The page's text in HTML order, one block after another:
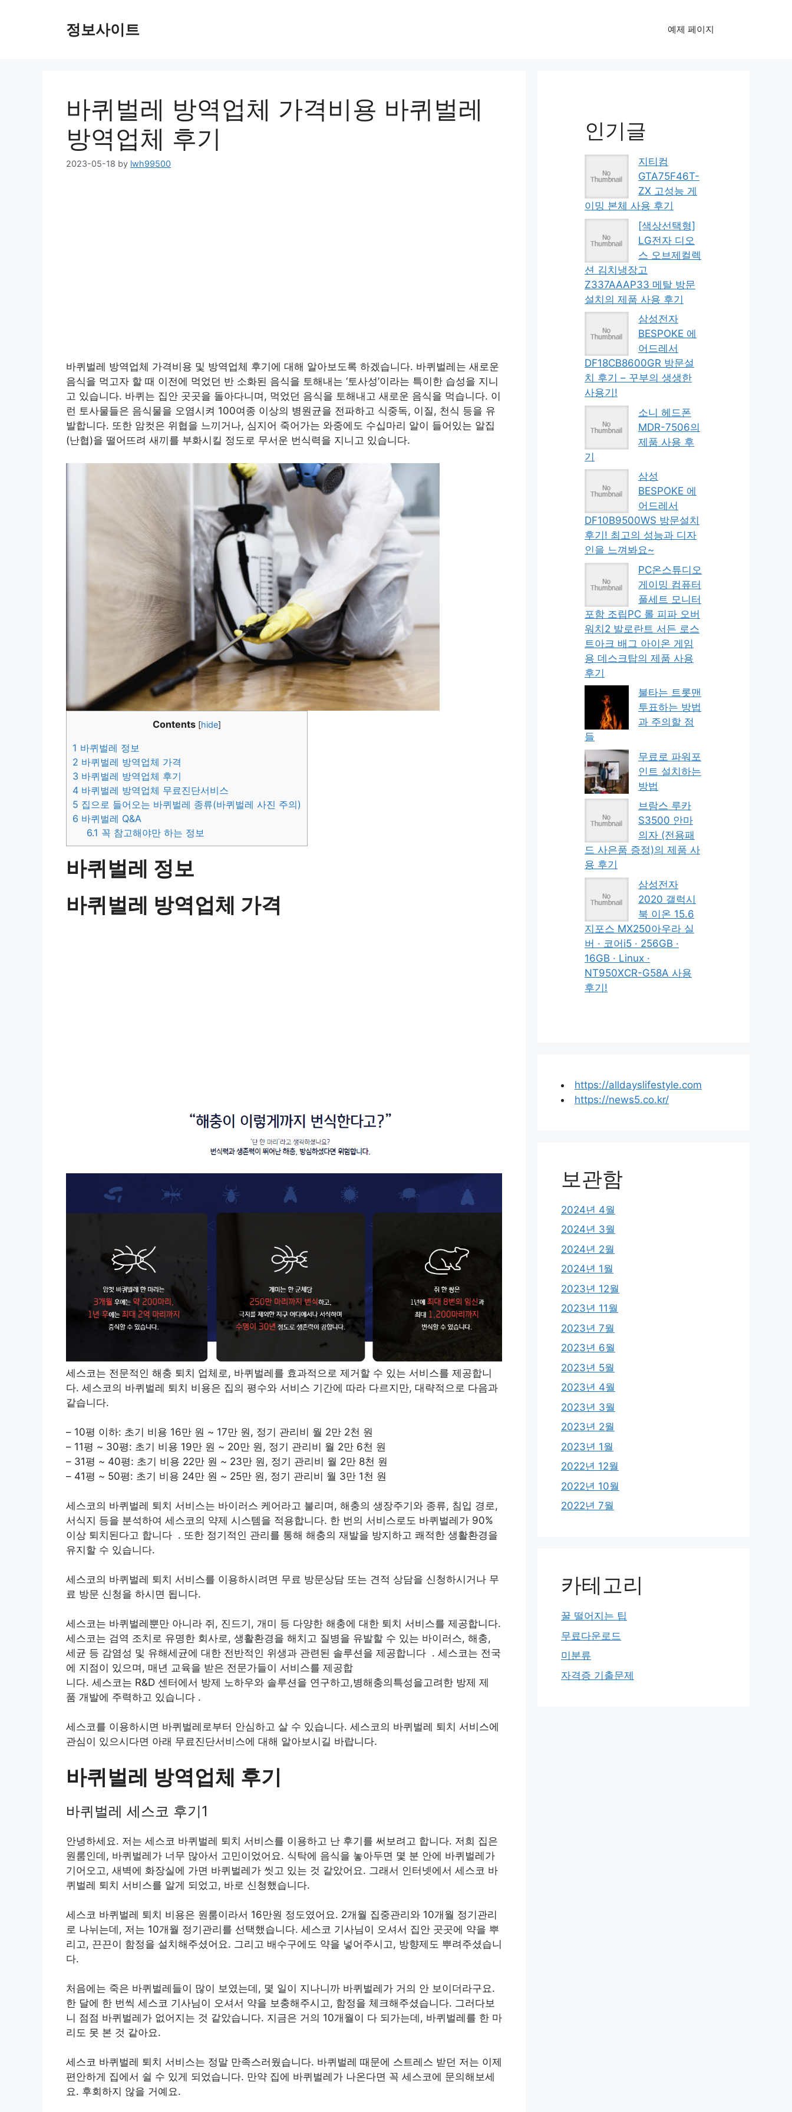
정보사이트 예제 페이지
바퀴벌레 방역업체 가격비용 바퀴벌레
방역업체 후기
2023-05-18 by lwh99500
바퀴벌레 방역업체 가격비용 및 방역업체 후기에 대해 알아보도록 하겠습니다. 바퀴벌레는 새로운
음식을 먹고자 할 때 이전에 먹었던 반 소화된 음식을 토해내는 ‘토사성’이라는 특이한 습성을 지니
고 있습니다. 바퀴는 집안 곳곳을 돌아다니며, 먹었던 음식을 토해내고 새로운 음식을 먹습니다. 이
런 토사물들은 음식물을 오염시켜 100여종 이상의 병원균을 전파하고 식중독, 이질, 천식 등을 유
발합니다. 또한 암컷은 위협을 느끼거나, 심지어 죽어가는 와중에도 수십마리 알이 들어있는 알집
(난협)을 떨어뜨려 새끼를 부화시킬 정도로 무서운 번식력을 지니고 있습니다.
Contents [hide]
1 바퀴벌레 정보
2 바퀴벌레 방역업체 가격
3 바퀴벌레 방역업체 후기
4 바퀴벌레 방역업체 무료진단서비스
5 집으로 들어오는 바퀴벌레 종류(바퀴벌레 사진 주의)
6 바퀴벌레 Q&A
6.1 꼭 참고해야만 하는 정보
바퀴벌레 정보
바퀴벌레 방역업체 가격
세스코는 전문적인 해충 퇴치 업체로, 바퀴벌레를 효과적으로 제거할 수 있는 서비스를 제공합니
다. 세스코의 바퀴벌레 퇴치 비용은 집의 평수와 서비스 기간에 따라 다르지만, 대략적으로 다음과
같습니다.
– 10평 이하: 초기 비용 16만 원 ~ 17만 원, 정기 관리비 월 2만 2천 원
– 11평 ~ 30평: 초기 비용 19만 원 ~ 20만 원, 정기 관리비 월 2만 6천 원
– 31평 ~ 40평: 초기 비용 22만 원 ~ 23만 원, 정기 관리비 월 2만 8천 원
– 41평 ~ 50평: 초기 비용 24만 원 ~ 25만 원, 정기 관리비 월 3만 1천 원
세스코의 바퀴벌레 퇴치 서비스는 바이러스 케어라고 불리며, 해충의 생장주기와 종류, 침입 경로,
서식지 등을 분석하여 세스코의 약제 시스템을 적용합니다. 한 번의 서비스로도 바퀴벌레가 90%
이상 퇴치된다고 합니다 . 또한 정기적인 관리를 통해 해충의 재발을 방지하고 쾌적한 생활환경을
유지할 수 있습니다.
세스코의 바퀴벌레 퇴치 서비스를 이용하시려면 무료 방문상담 또는 견적 상담을 신청하시거나 무
료 방문 신청을 하시면 됩니다.
세스코는 바퀴벌레뿐만 아니라 쥐, 진드기, 개미 등 다양한 해충에 대한 퇴치 서비스를 제공합니다.
세스코는 검역 조치로 유명한 회사로, 생활환경을 해치고 질병을 유발할 수 있는 바이러스, 해충,
세균 등 감염성 및 유해세균에 대한 전반적인 위생과 관련된 솔루션을 제공합니다 . 세스코는 전국
에 지점이 있으며, 매년 교육을 받은 전문가들이 서비스를 제공합
니다. 세스코는 R&D 센터에서 방제 노하우와 솔루션을 연구하고,병해충의특성을고려한 방제 제
품 개발에 주력하고 있습니다 .
세스코를 이용하시면 바퀴벌레로부터 안심하고 살 수 있습니다. 세스코의 바퀴벌레 퇴치 서비스에
관심이 있으시다면 아래 무료진단서비스에 대해 알아보시길 바랍니다.
바퀴벌레 방역업체 후기
바퀴벌레 세스코 후기1
안녕하세요. 저는 세스코 바퀴벌레 퇴치 서비스를 이용하고 난 후기를 써보려고 합니다. 저희 집은
원룸인데, 바퀴벌레가 너무 많아서 고민이었어요. 식탁에 음식을 놓아두면 몇 분 안에 바퀴벌레가
기어오고, 새벽에 화장실에 가면 바퀴벌레가 씻고 있는 것 같았어요. 그래서 인터넷에서 세스코 바
퀴벌레 퇴치 서비스를 알게 되었고, 바로 신청했습니다.
세스코 바퀴벌레 퇴치 비용은 원룸이라서 16만원 정도였어요. 2개월 집중관리와 10개월 정기관리
로 나뉘는데, 저는 10개월 정기관리를 선택했습니다. 세스코 기사님이 오셔서 집안 곳곳에 약을 뿌
리고, 끈끈이 함정을 설치해주셨어요. 그리고 배수구에도 약을 넣어주시고, 방향제도 뿌려주셨습니
다.
처음에는 죽은 바퀴벌레들이 많이 보였는데, 몇 일이 지나니까 바퀴벌레가 거의 안 보이더라구요.
한 달에 한 번씩 세스코 기사님이 오셔서 약을 보충해주시고, 함정을 체크해주셨습니다. 그러다보
니 점점 바퀴벌레가 없어지는 것 같았습니다. 지금은 거의 10개월이 다 되가는데, 바퀴벌레를 한 마
리도 못 본 것 같아요.
세스코 바퀴벌레 퇴치 서비스는 정말 만족스러웠습니다. 바퀴벌레 때문에 스트레스 받던 저는 이제
편안하게 집에서 쉴 수 있게 되었습니다. 만약 집에 바퀴벌레가 나온다면 꼭 세스코에 문의해보세
요. 후회하지 않을 거예요.
인기글
지티컴
GTA75F46T-
ZX 고성능 게
이밍 본체 사용 후기
[색상선택형]
LG전자 디오
스 오브제컬렉
션 김치냉장고
Z337AAAP33 메탈 방문
설치의 제품 사용 후기
삼성전자
BESPOKE 에
어드레서
DF18CB8600GR 방문설
치 후기 – 꾸부의 생생한
사용기!
소니 헤드폰
MDR-7506의
제품 사용 후
기
삼성
BESPOKE 에
어드레서
DF10B9500WS 방문설치
후기! 최고의 성능과 디자
인을 느껴봐요~
PC온스튜디오
게이밍 컴퓨터
풀세트 모니터
포함 조립PC 롤 피파 오버
워치2 발로란트 서든 로스
트아크 배그 아이온 게임
용 데스크탑의 제품 사용
후기
불타는 트롯맨
투표하는 방법
과 주의할 점
들
무료로 파워포
인트 설치하는
방법
브람스 루카
S3500 안마
의자 (전용패
드 사은품 증정)의 제품 사
용 후기
삼성전자
2020 갤럭시
북 이온 15.6
지포스 MX250아우라 실
버 · 코어i5 · 256GB ·
16GB · Linux ·
NT950XCR-G58A 사용
후기!
https://alldayslifestyle.com
https://news5.co.kr/
보관함
2024년 4월
2024년 3월
2024년 2월
2024년 1월
2023년 12월
2023년 11월
2023년 7월
2023년 6월
2023년 5월
2023년 4월
2023년 3월
2023년 2월
2023년 1월
2022년 12월
2022년 10월
2022년 7월
카테고리
꿀 떨어지는 팁
무료다운로드
미분류
자격증 기출문제